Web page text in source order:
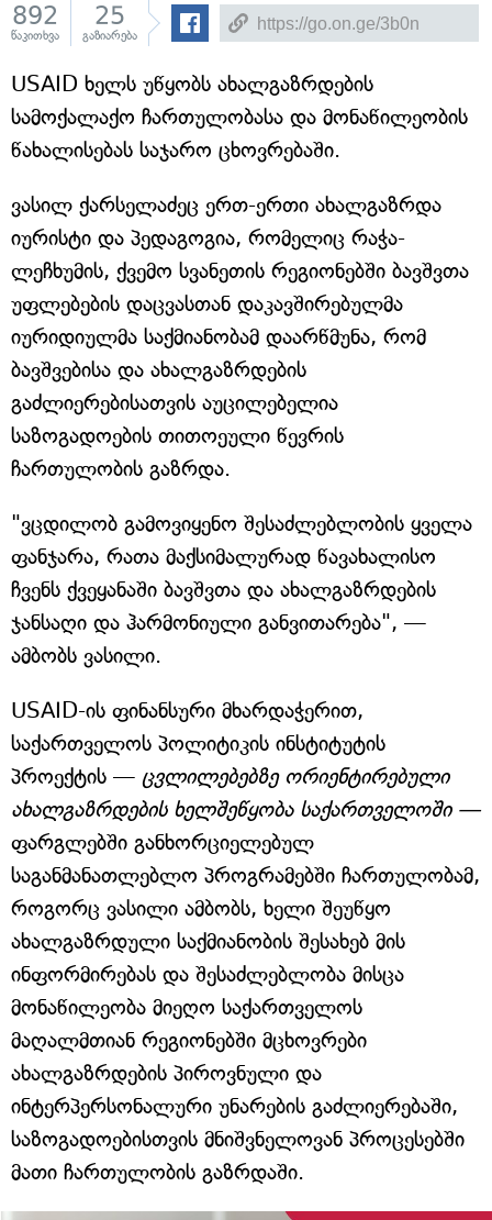
892
წაკითხვა
25
გაზიარება
USAID ხელს უწყობს ახალგაზრდების
სამოქალაქო ჩართულობასა და მონაწილეობის
წახალისებას საჯარო ცხოვრებაში.
ვასილ ქარსელაძეც ერთ-ერთი ახალგაზრდა
იურისტი და პედაგოგია, რომელიც რაჭა-
ლეჩხუმის, ქვემო სვანეთის რეგიონებში ბავშვთა
უფლებების დაცვასთან დაკავშირებულმა
იურიდიულმა საქმიანობამ დაარწმუნა, რომ
ბავშვებისა და ახალგაზრდების
გაძლიერებისათვის აუცილებელია
საზოგადოების თითოეული წევრის
ჩართულობის გაზრდა.
"ვცდილობ გამოვიყენო შესაძლებლობის ყველა
ფანჯარა, რათა მაქსიმალურად წავახალისო
ჩვენს ქვეყანაში ბავშვთა და ახალგაზრდების
ჯანსაღი და ჰარმონიული განვითარება", —
ამბობს ვასილი.
USAID-ის ფინანსური მხარდაჭერით,
საქართველოს პოლიტიკის ინსტიტუტის
პროექტის — ცვლილებებზე ორიენტირებული
ახალგაზრდების ხელშეწყობა საქართველოში —
ფარგლებში განხორციელებულ
საგანმანათლებლო პროგრამებში ჩართულობამ,
როგორც ვასილი ამბობს, ხელი შეუწყო
ახალგაზრდული საქმიანობის შესახებ მის
ინფორმირებას და შესაძლებლობა მისცა
მონაწილეობა მიეღო საქართველოს
მაღალმთიან რეგიონებში მცხოვრები
ახალგაზრდების პიროვნული და
ინტერპერსონალური უნარების გაძლიერებაში,
საზოგადოებისთვის მნიშვნელოვან პროცესებში
მათი ჩართულობის გაზრდაში.